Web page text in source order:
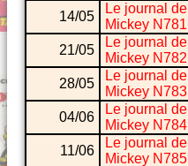
14/05
Le journal de
Mickey N781
21/05
Le journal de
Mickey N782
28/05
Le journal de
Mickey N783
04/06
Le journal de
Mickey N784
11/06
Le journal de
Mickey N785